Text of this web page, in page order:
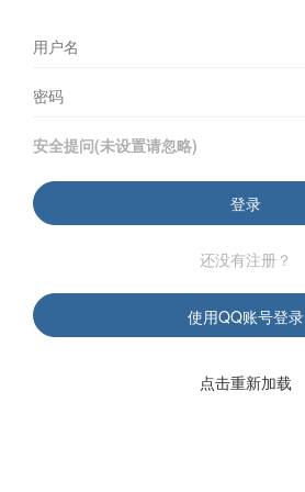
安全提问(未设置请忽略)
登录
还没有注册？
使用QQ账号登录
点击重新加载